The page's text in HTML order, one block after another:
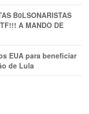
B0LSONARlSTAS
A MANDO DE
EUA para beneficiar
de Lula